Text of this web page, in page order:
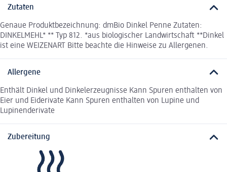
Zutaten
Genaue Produktbezeichnung: dmBio Dinkel Penne Zutaten:
DINKELMEHL* ** Typ 812. *aus biologischer Landwirtschaft **Dinkel
ist eine WEIZENART Bitte beachte die Hinweise zu Allergenen.
Allergene
Enthält Dinkel und Dinkelerzeugnisse Kann Spuren enthalten von
Eier und Eiderivate Kann Spuren enthalten von Lupine und
Lupinenderivate
Zubereitung